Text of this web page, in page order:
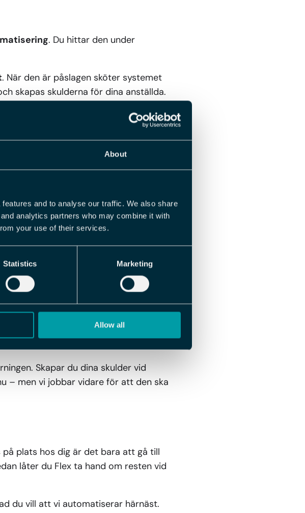
About
and to analyse our traffic. We also share
analytics partners who may combine it with
your use of their services.
Statistics Marketing
Allow all
. Du hittar den under
. När den är påslagen sköter systemet
skapas skulderna för dina anställda.
som är fel.
mål: en lönekörning som är så
Nästa steg vi tittar på är att även
Skapar du dina skulder vid
– men vi jobbar vidare för att den ska
på plats hos dig är det bara att gå till
låter du Flex ta hand om resten vid
du vill att vi automatiserar härnäst.